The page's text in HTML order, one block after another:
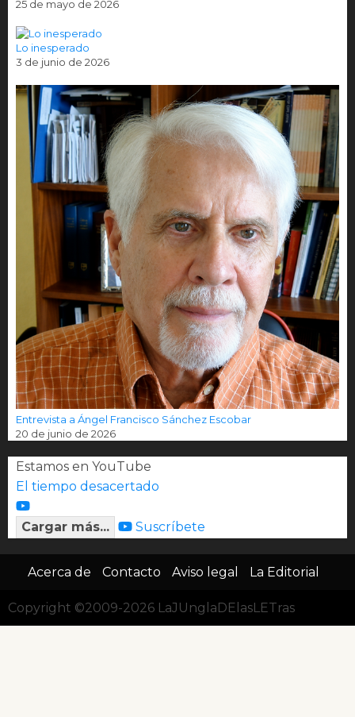
25 de mayo de 2026
Lo inesperado
3 de junio de 2026
Entrevista a Ángel Francisco Sánchez Escobar
20 de junio de 2026
Estamos en YouTube
El tiempo desacertado
Cargar más... Suscríbete
Acerca de Contacto Aviso legal La Editorial
Copyright ©2009-2026 LaJUnglaDElasLETras